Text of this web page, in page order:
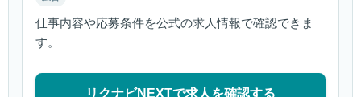
仕事内容や応募条件を公式の求人情報で確認できま
す。
リクナビNEXTで求人を確認する